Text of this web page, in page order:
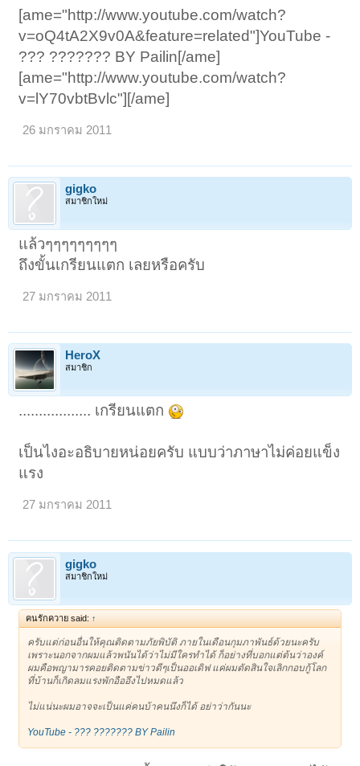
[ame="http://www.youtube.com/watch?
v=oQ4tA2X9v0A&feature=related"]YouTube -
??? ??????? BY Pailin[/ame]
[ame="http://www.youtube.com/watch?
v=lY70vbtBvlc"][/ame]
26 มกราคม 2011
gigko
สมาชิกใหม่
แล้วๆๆๆๆๆๆๆๆๆ
ถึงขั้นเกรียนแตก เลยหรือครับ
27 มกราคม 2011
HeroX
สมาชิก
.................. เกรียนแตก
เป็นไงอะอธิบายหน่อยครับ แบบว่าภาษาไม่ค่อยแข็ง
แรง
27 มกราคม 2011
gigko
สมาชิกใหม่
คนรักควาย said: ↑
ครับแต่ก่อนอื่นให้คุณติดตามภัยพิบัติ ภายในเดือนกุมภาพันธ์ด้วยนะครับ
เพราะนอกจากผมแล้วพนันได้ว่าไม่มีใครทำได้ ก็อย่างที่บอกแต่ต้นว่าองค์
ผมคือพญามารคอยติดตามข่าวดีๆเป็นออเดิฟ แค่ผมตัดสินใจเลิกกอบกู้โลก
ที่บ้านก็เกิดลมแรงพักอืออึงไปหมดแล้ว
ไม่แน่นะผมอาจจะเป็นแค่คนบ้าคนนึงก็ได้ อย่าว่ากันนะ
YouTube - ??? ??????? BY Pailin